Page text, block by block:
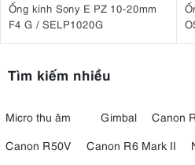
Ống kính Sony E PZ 10-20mm
F4 G / SELP1020G
Tìm kiếm nhiều
Micro thu âm Gimbal Canon
Canon R50V
Canon R6 Mark II